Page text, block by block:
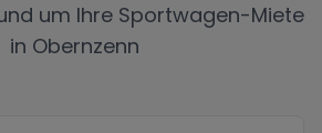
um Ihre Sportwagen-Miete
in Obernzenn